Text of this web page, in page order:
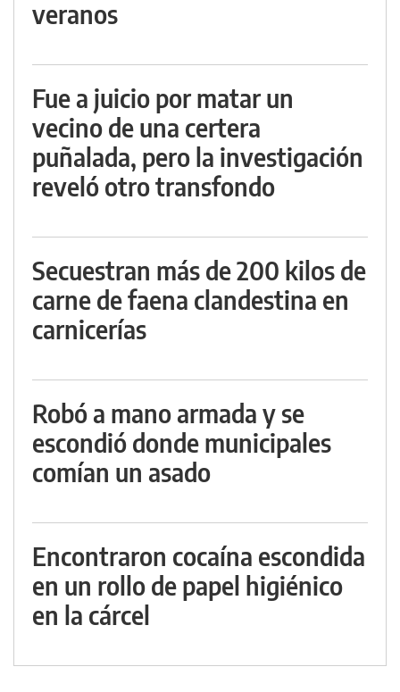
veranos
Fue a juicio por matar un
vecino de una certera
puñalada, pero la investigación
reveló otro transfondo
Secuestran más de 200 kilos de
carne de faena clandestina en
carnicerías
Robó a mano armada y se
escondió donde municipales
comían un asado
Encontraron cocaína escondida
en un rollo de papel higiénico
en la cárcel